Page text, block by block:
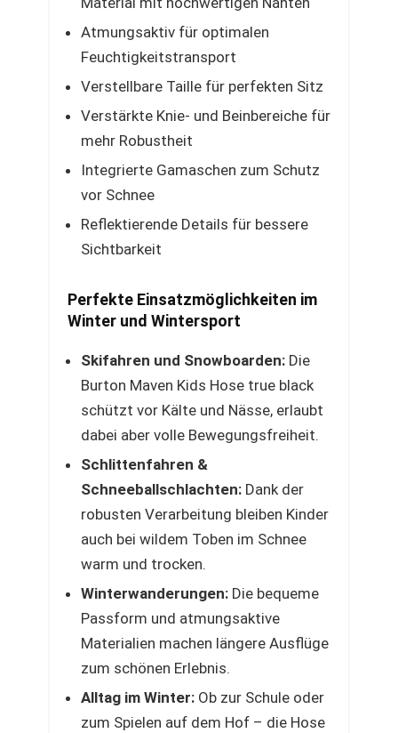
Atmungsaktiv für optimalen
Feuchtigkeitstransport
Verstellbare Taille für perfekten Sitz
Verstärkte Knie- und Beinbereiche für
mehr Robustheit
Integrierte Gamaschen zum Schutz
vor Schnee
Reflektierende Details für bessere
Sichtbarkeit
Perfekte Einsatzmöglichkeiten im
Winter und Wintersport
Skifahren und Snowboarden: Die
Burton Maven Kids Hose true black
schützt vor Kälte und Nässe, erlaubt
dabei aber volle Bewegungsfreiheit.
Schlittenfahren &
Schneeballschlachten: Dank der
robusten Verarbeitung bleiben Kinder
auch bei wildem Toben im Schnee
warm und trocken.
Winterwanderungen: Die bequeme
Passform und atmungsaktive
Materialien machen längere Ausflüge
zum schönen Erlebnis.
Alltag im Winter: Ob zur Schule oder
zum Spielen auf dem Hof – die Hose